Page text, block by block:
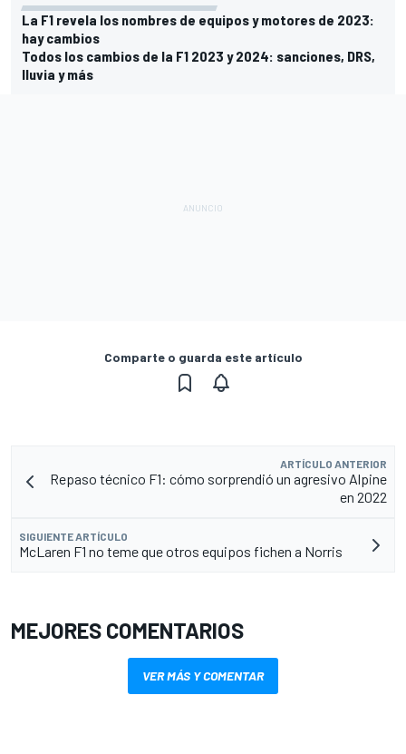
La F1 revela los nombres de equipos y motores de 2023:
hay cambios
Todos los cambios de la F1 2023 y 2024: sanciones, DRS,
lluvia y más
Comparte o guarda este artículo
ARTÍCULO ANTERIOR
Repaso técnico F1: cómo sorprendió un agresivo Alpine
en 2022
SIGUIENTE ARTÍCULO
McLaren F1 no teme que otros equipos fichen a Norris
MEJORES COMENTARIOS
VER MÁS Y COMENTAR